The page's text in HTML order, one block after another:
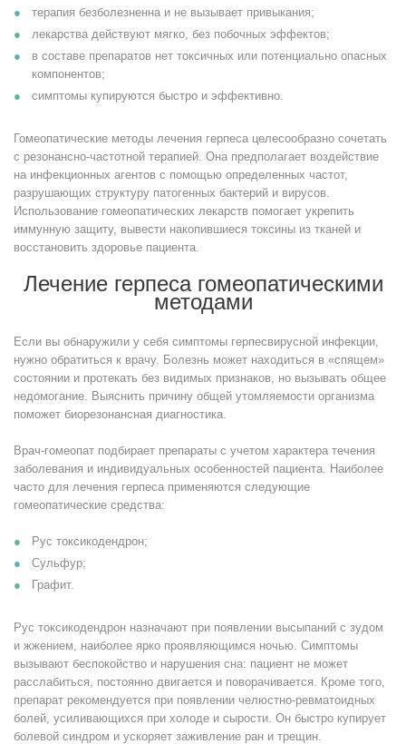
терапия безболезненна и не вызывает привыкания;
лекарства действуют мягко, без побочных эффектов;
в составе препаратов нет токсичных или потенциально опасных
компонентов;
симптомы купируются быстро и эффективно.
Гомеопатические методы лечения герпеса целесообразно сочетать
с резонансно-частотной терапией. Она предполагает воздействие
на инфекционных агентов с помощью определенных частот,
разрушающих структуру патогенных бактерий и вирусов.
Использование гомеопатических лекарств помогает укрепить
иммунную защиту, вывести накопившиеся токсины из тканей и
восстановить здоровье пациента.
Лечение герпеса гомеопатическими
методами
Если вы обнаружили у себя симптомы герпесвирусной инфекции,
нужно обратиться к врачу. Болезнь может находиться в «спящем»
состоянии и протекать без видимых признаков, но вызывать общее
недомогание. Выяснить причину общей утомляемости организма
поможет биорезонансная диагностика.
Врач-гомеопат подбирает препараты с учетом характера течения
заболевания и индивидуальных особенностей пациента. Наиболее
часто для лечения герпеса применяются следующие
гомеопатические средства:
Рус токсикодендрон;
Сульфур;
Графит.
Рус токсикодендрон назначают при появлении высыпаний с зудом
и жжением, наиболее ярко проявляющимся ночью. Симптомы
вызывают беспокойство и нарушения сна: пациент не может
расслабиться, постоянно двигается и поворачивается. Кроме того,
препарат рекомендуется при появлении челюстно-ревматоидных
болей, усиливающихся при холоде и сырости. Он быстро купирует
болевой синдром и ускоряет заживление ран и трещин.